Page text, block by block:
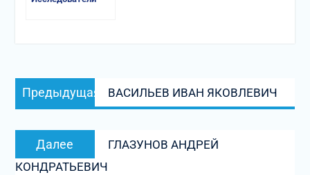
Навигация
по
Предыдущая
запись:
ВАСИЛЬЕВ ИВАН ЯКОВЛЕВИЧ
Далее
запись:
ГЛАЗУНОВ АНДРЕЙ
КОНДРАТЬЕВИЧ